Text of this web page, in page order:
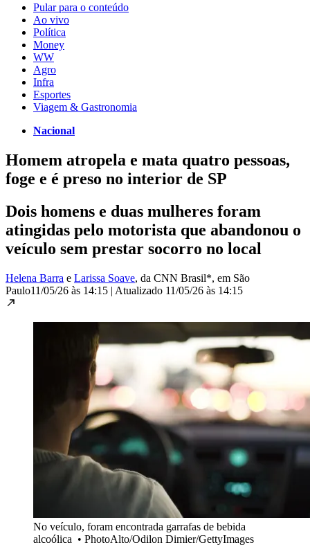
Pular para o conteúdo
Ao vivo
Política
Money
WW
Agro
Infra
Esportes
Viagem & Gastronomia
Nacional
Homem atropela e mata quatro pessoas,
foge e é preso no interior de SP
Dois homens e duas mulheres foram
atingidas pelo motorista que abandonou o
veículo sem prestar socorro no local
Helena Barra e Larissa Soave, da CNN Brasil*, em São
Paulo11/05/26 às 14:15 | Atualizado 11/05/26 às 14:15
No veículo, foram encontrada garrafas de bebida
alcoólica • PhotoAlto/Odilon Dimier/GettyImages